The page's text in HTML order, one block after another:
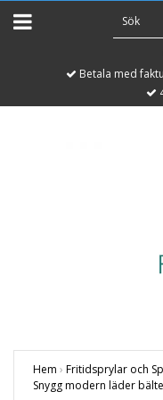
Betala med
Hem › Fritidsprylar och
Snygg modern läder